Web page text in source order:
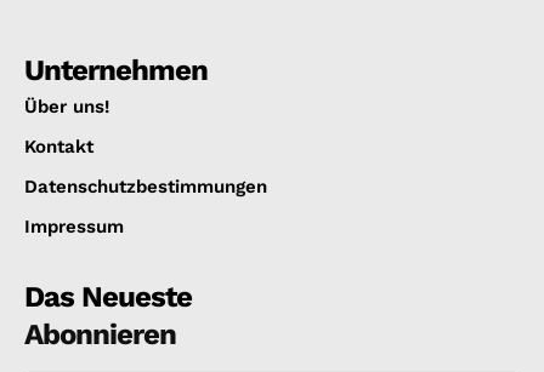
Unternehmen
Über uns!
Kontakt
Datenschutzbestimmungen
Impressum
Das Neueste
Abonnieren